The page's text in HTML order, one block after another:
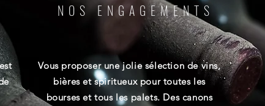
NOS ENGAGEMENTS
Vous proposer une jolie sélection de vins,
bières et spiritueux pour toutes les
bourses et tous les palets. Des canons